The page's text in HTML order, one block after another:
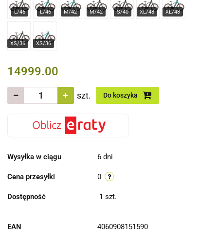
14999.00
szt. Do koszyka
Wysyłka w ciągu 6 dni
Cena przesyłki 0
Dostępność 1 szt.
EAN 4060908151590